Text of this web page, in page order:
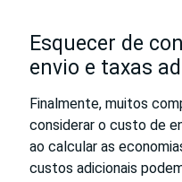
Esquecer de
envio e taxas
Finalmente, muitos
considerar o custo de
ao calcular as
custos adicionais